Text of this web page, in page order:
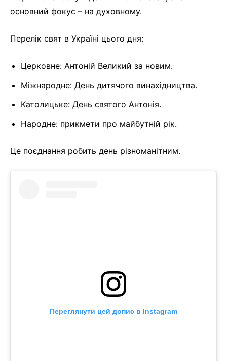
основний фокус – на духовному.
Перелік свят в Україні цього дня:
Церковне: Антоній Великий за новим.
Міжнародне: День дитячого винахідництва.
Католицьке: День святого Антонія.
Народне: прикмети про майбутній рік.
Це поєднання робить день різноманітним.
Переглянути цей допис в Instagram